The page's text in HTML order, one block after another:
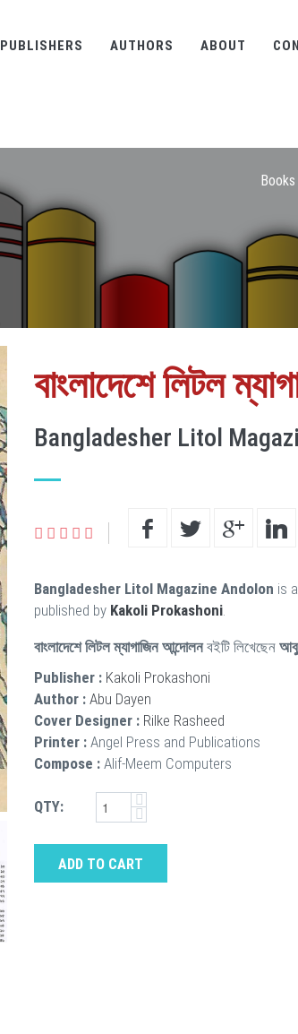
PUBLISHERS AUTHORS ABOUT
Books
বাংলাদেশে লিটল
Bangladesher Litol
Bangladesher Litol Magazine Andolon is
published by Kakoli Prokashoni.
বাংলাদেশে লিটল ম্যাগাজিন আন্দোলনবইটি লিখেছেন আবু
Publisher : Kakoli Prokashoni
Author : Abu Dayen
Cover Designer : Rilke Rasheed
Printer : Angel Press and Publications
Compose : Alif-Meem Computers
QTY:
ADD TO CART